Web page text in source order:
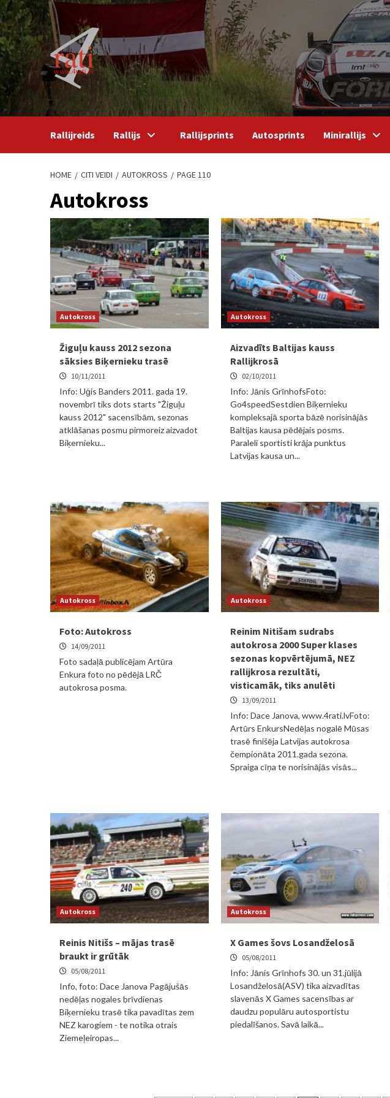
Skip
to
content
Rallijreids Rallijs Rallijsprints Autosprints Minirallijs
HOME CITI VEIDI AUTOKROSS PAGE 110
Autokross
Autokross
Žiguļu kauss 2012 sezona
sāksies Biķernieku trasē
10/11/2011
Info: Uģis Banders 2011. gada 19.
novembrī tiks dots starts "Žiguļu
kauss 2012" sacensībām, sezonas
atklāšanas posmu pirmoreiz aizvadot
Biķernieku...
Autokross
Aizvadīts Baltijas kauss
Rallijkrosā
02/10/2011
Info: Jānis GrīnhofsFoto:
Go4speedSestdien Biķernieku
kompleksajā sporta bāzē norisinājās
Baltijas kausa pēdējais posms.
Paraleli sportisti krāja punktus
Latvijas kausa un...
Autokross
Foto: Autokross
14/09/2011
Foto sadaļā publicējam Artūra
Enkura foto no pēdējā LRČ
autokrosa posma.
Autokross
Reinim Nitišam sudrabs
autokrosa 2000 Super klases
sezonas kopvērtējumā, NEZ
rallijkrosa rezultāti,
visticamāk, tiks anulēti
13/09/2011
Info: Dace Janova, www.4rati.lvFoto:
Artūrs EnkursNedēļas nogalē Mūsas
trasē finišēja Latvijas autokrosa
čempionāta 2011.gada sezona.
Spraiga cīņa te norisinājās visās...
Autokross
Reinis Nitišs – mājas trasē
braukt ir grūtāk
05/08/2011
Info, foto: Dace Janova Pagājušās
nedēļas nogales brīvdienas
Biķernieku trasē tika pavadītas zem
NEZ karogiem - te notika otrais
Ziemeļeiropas...
Autokross
X Games šovs Losandželosā
05/08/2011
Info: Jānis Grīnhofs 30. un 31.jūlijā
Losandželosā(ASV) tika aizvadītas
slavenās X Games sacensības ar
daudzu populāru autosportistu
piedalīšanos. Savā laikā...